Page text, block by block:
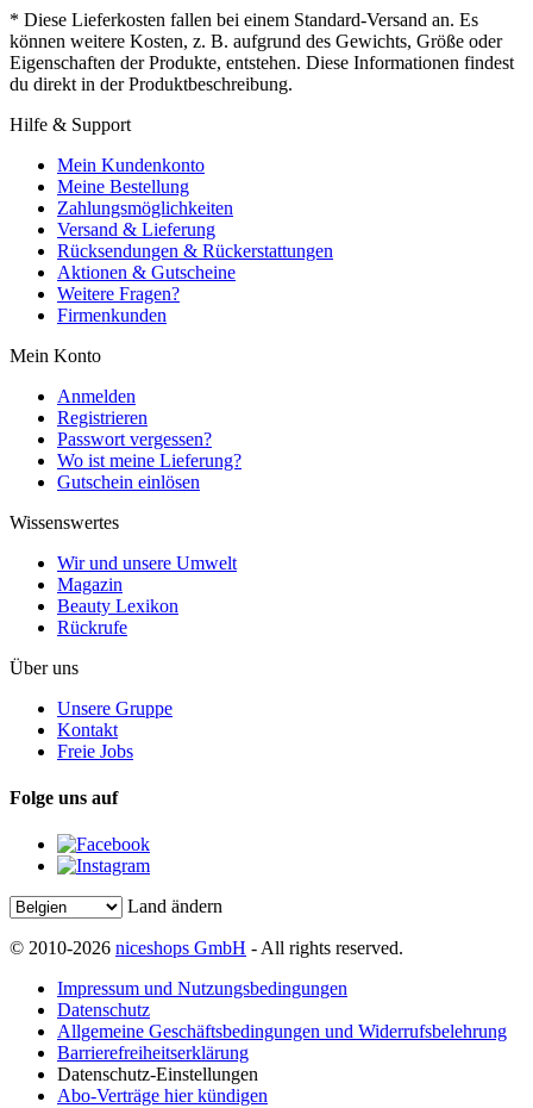
* Diese Lieferkosten fallen bei einem Standard-Versand an. Es
können weitere Kosten, z. B. aufgrund des Gewichts, Größe oder
Eigenschaften der Produkte, entstehen. Diese Informationen findest
du direkt in der Produktbeschreibung.
Hilfe & Support
Mein Kundenkonto
Meine Bestellung
Zahlungsmöglichkeiten
Versand & Lieferung
Rücksendungen & Rückerstattungen
Aktionen & Gutscheine
Weitere Fragen?
Firmenkunden
Mein Konto
Anmelden
Registrieren
Passwort vergessen?
Wo ist meine Lieferung?
Gutschein einlösen
Wissenswertes
Wir und unsere Umwelt
Magazin
Beauty Lexikon
Rückrufe
Über uns
Unsere Gruppe
Kontakt
Freie Jobs
Folge uns auf
Land ändern
© 2010-2026 niceshops GmbH - All rights reserved.
Impressum und Nutzungsbedingungen
Datenschutz
Allgemeine Geschäftsbedingungen und Widerrufsbelehrung
Barrierefreiheitserklärung
Datenschutz-Einstellungen
Abo-Verträge hier kündigen